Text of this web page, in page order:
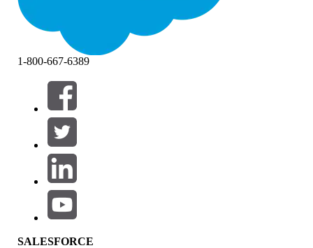
Filtros (0)
SELECIONAR FILTROS
Área de produtos
Impacto do recurso
1-800-667-6389
SALESFORCE